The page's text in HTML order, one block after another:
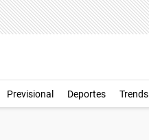
Previsional Deportes Trends